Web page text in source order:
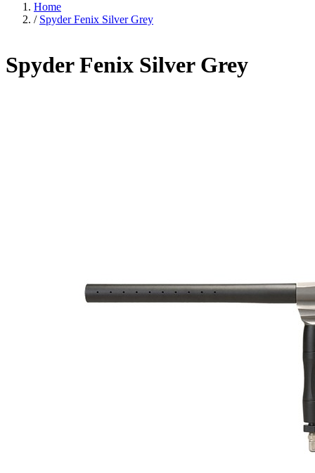
Home
/ Spyder Fenix Silver Grey
Spyder Fenix Silver Grey